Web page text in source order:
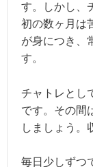
す。しかし、
初の数ヶ月は
が身につき、
す。
チャトレとし
です。その間
しましょう。
毎日少しずつ